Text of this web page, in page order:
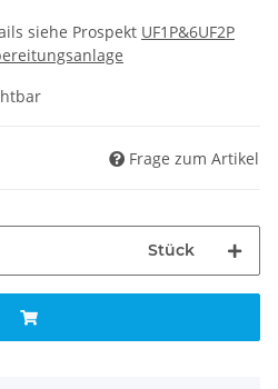
siehe Prospekt UF1P&6UF2P
Frage zum Artikel
Stück